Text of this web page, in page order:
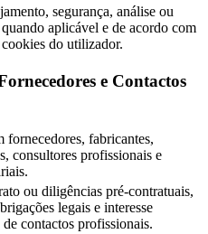
segurança, análise ou
aplicável e de acordo com
do utilizador.
e Contactos
fornecedores, fabricantes,
consultores profissionais e
ou diligências pré-contratuais,
legais e interesse
contactos profissionais.